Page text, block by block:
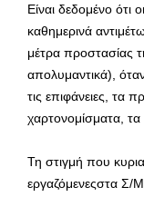
Είναι δεδομένο ότι
καθημερινά
μέτρα προστασίας
απολυμαντικά),
τις επιφάνειες, τα
χαρτονομίσματα, τα
Τη στιγμή που
εργαζόμενεςστα Σ/